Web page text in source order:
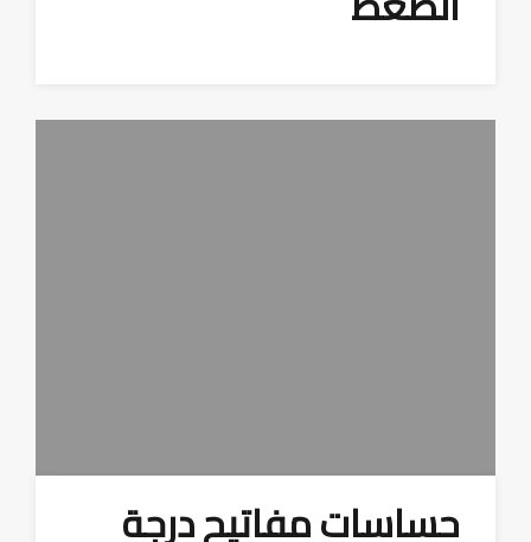
حساسات مفاتيح درجة